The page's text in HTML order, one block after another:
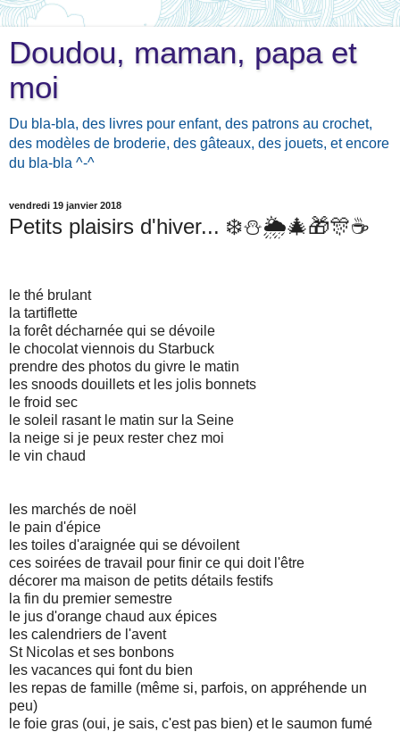
Doudou, maman, papa et
moi
Du bla-bla, des livres pour enfant, des patrons au crochet,
des modèles de broderie, des gâteaux, des jouets, et encore
du bla-bla ^-^
vendredi 19 janvier 2018
Petits plaisirs d'hiver... ❄️⛄️🌦🎄🎁🎊☕️
le thé brulant
la tartiflette
la forêt décharnée qui se dévoile
le chocolat viennois du Starbuck
prendre des photos du givre le matin
les snoods douillets et les jolis bonnets
le froid sec
le soleil rasant le matin sur la Seine
la neige si je peux rester chez moi
le vin chaud
les marchés de noël
le pain d'épice
les toiles d'araignée qui se dévoilent
ces soirées de travail pour finir ce qui doit l'être
décorer ma maison de petits détails festifs
la fin du premier semestre
le jus d'orange chaud aux épices
les calendriers de l'avent
St Nicolas et ses bonbons
les vacances qui font du bien
les repas de famille (même si, parfois, on appréhende un
peu)
le foie gras (oui, je sais, c'est pas bien) et le saumon fumé